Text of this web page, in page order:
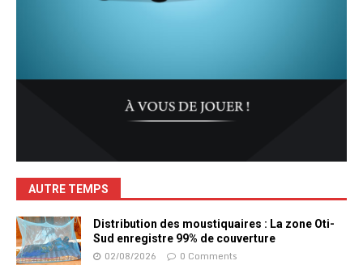
AUTRE TEMPS
Distribution des moustiquaires : La zone Oti-
Sud enregistre 99% de couverture
02/08/2026 0 Comments